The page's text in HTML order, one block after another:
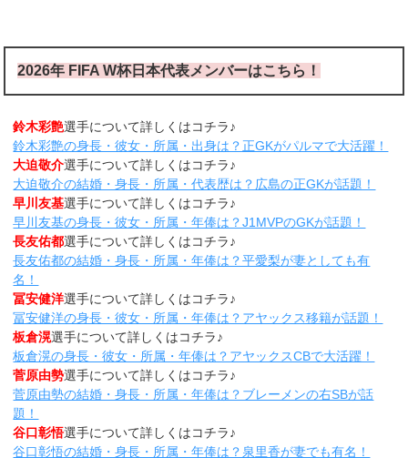
2026年 FIFA W杯日本代表メンバーはこちら！
鈴木彩艶選手について詳しくはコチラ♪
鈴木彩艶の身長・彼女・所属・出身は？正GKがパルマで大活躍！
大迫敬介選手について詳しくはコチラ♪
大迫敬介の結婚・身長・所属・代表歴は？広島の正GKが話題！
早川友基選手について詳しくはコチラ♪
早川友基の身長・彼女・所属・年俸は？J1MVPのGKが話題！
長友佑都選手について詳しくはコチラ♪
長友佑都の結婚・身長・所属・年俸は？平愛梨が妻としても有
名！
冨安健洋選手について詳しくはコチラ♪
冨安健洋の身長・彼女・所属・年俸は？アヤックス移籍が話題！
板倉滉選手について詳しくはコチラ♪
板倉滉の身長・彼女・所属・年俸は？アヤックスCBで大活躍！
菅原由勢選手について詳しくはコチラ♪
菅原由勢の結婚・身長・所属・年俸は？ブレーメンの右SBが話
題！
谷口彰悟選手について詳しくはコチラ♪
谷口彰悟の結婚・身長・所属・年俸は？泉里香が妻でも有名！